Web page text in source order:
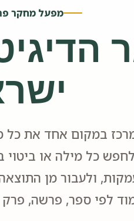
מפעל מחקר
במקום אחד את כל
כל מילה או ביטוי
ולעבור מן
לפי ספר, פרשה, פרק